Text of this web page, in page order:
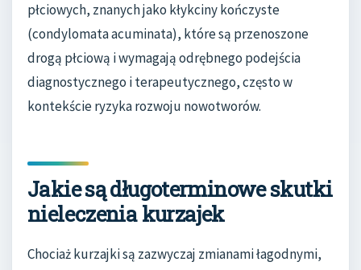
płciowych, znanych jako kłykciny kończyste
(condylomata acuminata), które są przenoszone
drogą płciową i wymagają odrębnego podejścia
diagnostycznego i terapeutycznego, często w
kontekście ryzyka rozwoju nowotworów.
Jakie są długoterminowe skutki
nieleczenia kurzajek
Chociaż kurzajki są zazwyczaj zmianami łagodnymi,